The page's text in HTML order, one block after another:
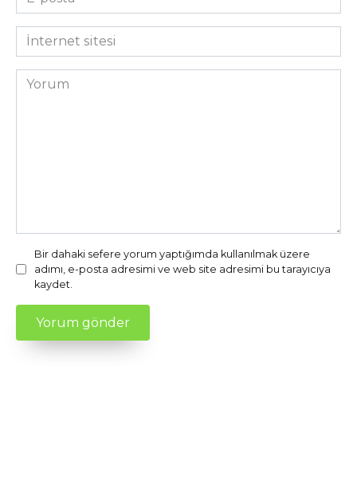
posta
*İnternet
sitesi
Yorum
Bir dahaki sefere yorum yaptığımda kullanılmak üzere
adımı, e-posta adresimi ve web site adresimi bu tarayıcıya
kaydet.